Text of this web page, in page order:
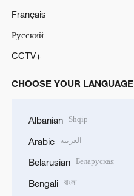
Français
Русский
CCTV+
CHOOSE YOUR LANGUAGE
Albanian Shqip
Arabic العربية
Belarusian Беларуская
Bengali বাংলা